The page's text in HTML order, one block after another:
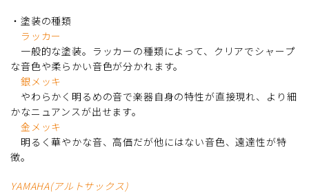
・塗装の種類
ラッカー
一般的な塗装。ラッカーの種類によって、クリアでシャープ
な音色や柔らかい音色が分かれます。
銀メッキ
やわらかく明るめの音で楽器自身の特性が直接現れ、より細
かなニュアンスが出せます。
金メッキ
明るく華やかな音、高価だが他にはない音色、遠達性が特
徴。
YAMAHA(アルトサックス)